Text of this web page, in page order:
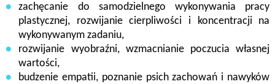
zachęcanie do samodzielnego wykonywania pracy
plastycznej, rozwijanie cierpliwości i koncentracji na
wykonywanym zadaniu,
rozwijanie wyobraźni, wzmacnianie poczucia własnej
wartości,
budzenie empatii, poznanie psich zachowań i nawyków